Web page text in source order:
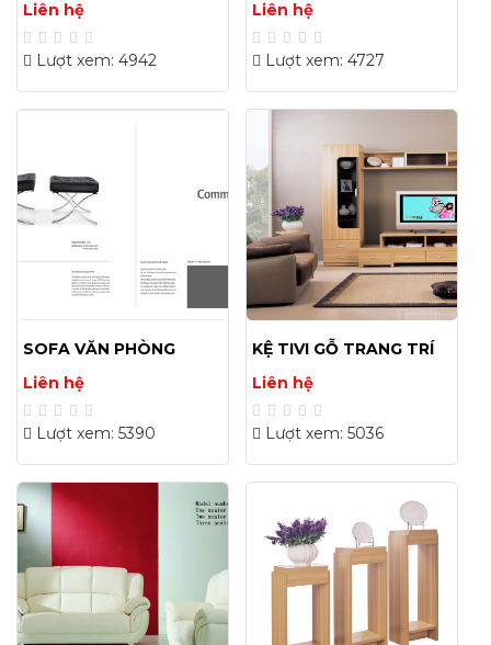
Liên hệ
Lượt xem: 4942
Liên hệ
Lượt xem: 4727
SOFA VĂN PHÒNG
Liên hệ
Lượt xem: 5390
KỆ TIVI GỖ TRANG TRÍ
ĐẸP HIỆN ĐẠI GIÁ RẺ
Liên hệ
Lượt xem: 5036